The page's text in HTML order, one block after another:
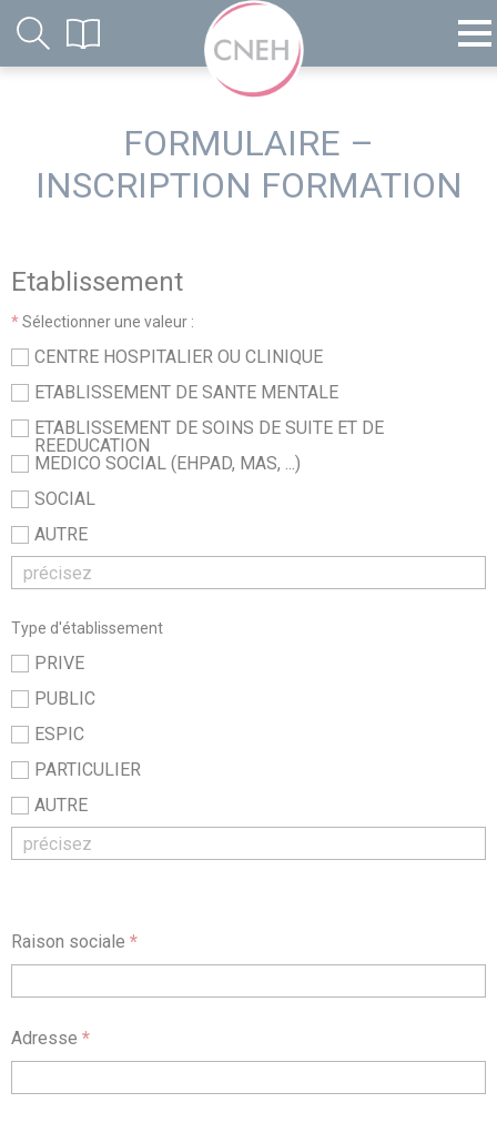
FORMULAIRE –
INSCRIPTION FORMATION
Etablissement
*Sélectionner une valeur :
CENTRE HOSPITALIER OU CLINIQUE
ETABLISSEMENT DE SANTE MENTALE
ETABLISSEMENT DE SOINS DE SUITE ET DE
REEDUCATION
MEDICO SOCIAL (EHPAD, MAS, ...)
SOCIAL
AUTRE
Type d'établissement
PRIVE
PUBLIC
ESPIC
PARTICULIER
AUTRE
Raison sociale *
Adresse *